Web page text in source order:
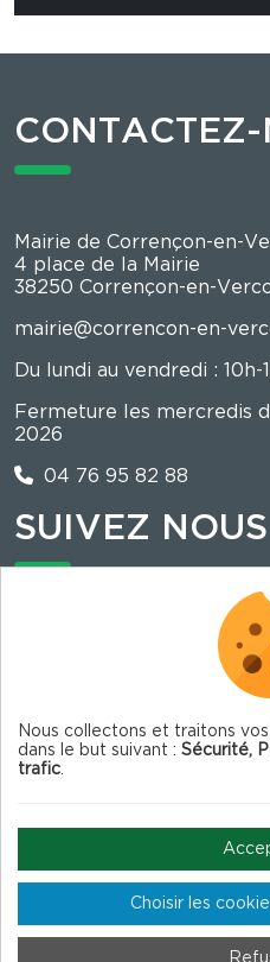
CONTACTEZ-
Mairie de Corrençon-en-
4 place de la Mairie
38250 Corrençon-en-
mairie@correncon-en-
Du lundi au vendredi : 10h-
Fermeture les mercredis
2026
04 76 95 82 88
SUIVEZ NOUS
La mairie est sur illiwap !
Mentions légales
Nous collectons et traitons
dans le but suivant : Sécurité,
trafic.
Choisir les